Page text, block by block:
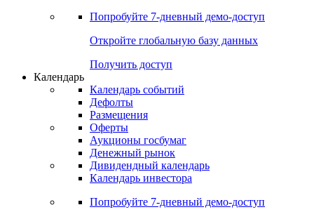
Попробуйте 7-дневный демо-доступ
Откройте глобальную базу данных
Получить доступ
Календарь
Календарь событий
Дефолты
Размещения
Оферты
Аукционы госбумаг
Денежный рынок
Дивидендный календарь
Календарь инвестора
Попробуйте 7-дневный демо-доступ